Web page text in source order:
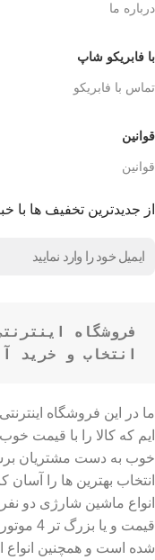
درباره ما
با فابریکو شاپ
تماس با فابریکو
قوانین
قوانین
از جدیدترین تخفیف ها با
انتخاب و خرید
ما در این فروشگاه
ایم که کالا را با قیمت
خوب به دست مشتریان
انتخاب بهترین ها را
انواع ماشین شارژی دو
قیمت و
شده است و همچنین انواع